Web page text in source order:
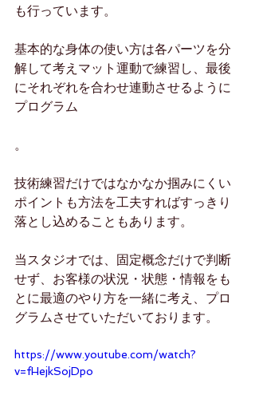
も行っています。
基本的な身体の使い方は各パーツを分
解して考えマット運動で練習し、最後
にそれぞれを合わせ連動させるように
プログラム
。
技術練習だけではなかなか掴みにくい
ポイントも方法を工夫すればすっきり
落とし込めることもあります。
当スタジオでは、固定概念だけで判断
せず、お客様の状況・状態・情報をも
とに最適のやり方を一緒に考え、プロ
グラムさせていただいております。
https://www.youtube.com/watch?
v=fHejkSojDpo